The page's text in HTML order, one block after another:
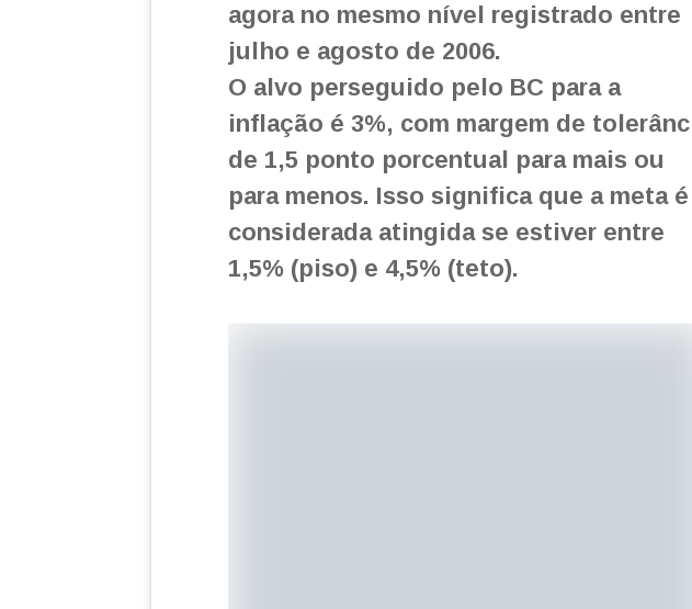
agora no mesmo nível registrado entre
julho e agosto de 2006.
O alvo perseguido pelo BC para a
inflação é 3%, com margem de
de 1,5 ponto porcentual para mais ou
para menos. Isso significa que a meta é
considerada atingida se estiver entre
1,5% (piso) e 4,5% (teto).